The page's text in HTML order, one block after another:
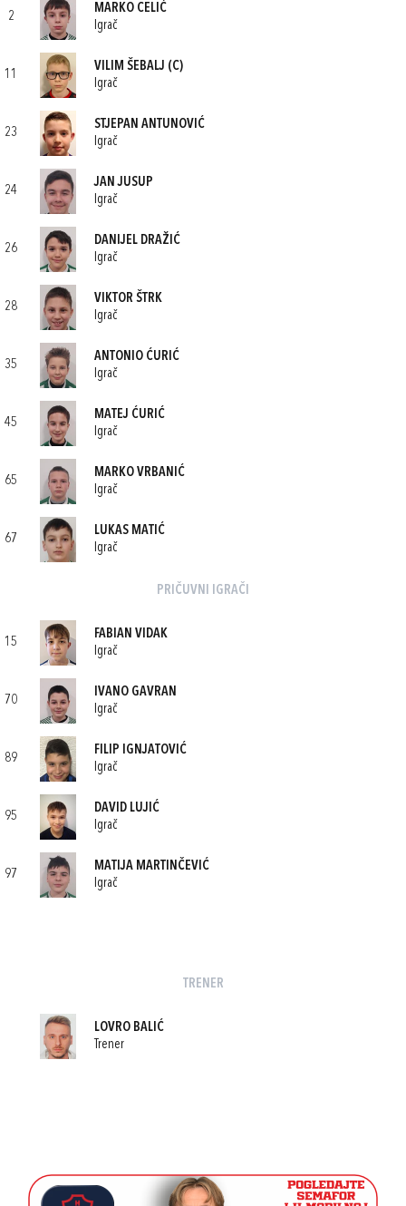
2
MARKO CELIĆ
Igrač
11
VILIM ŠEBALJ (C)
Igrač
23
STJEPAN ANTUNOVIĆ
Igrač
24
JAN JUSUP
Igrač
26
DANIJEL DRAŽIĆ
Igrač
28
VIKTOR ŠTRK
Igrač
35
ANTONIO ĆURIĆ
Igrač
45
MATEJ ĆURIĆ
Igrač
65
MARKO VRBANIĆ
Igrač
67
LUKAS MATIĆ
Igrač
PRIČUVNI IGRAČI
15
FABIAN VIDAK
Igrač
70
IVANO GAVRAN
Igrač
89
FILIP IGNJATOVIĆ
Igrač
95
DAVID LUJIĆ
Igrač
97
MATIJA MARTINČEVIĆ
Igrač
TRENER
LOVRO BALIĆ
Trener